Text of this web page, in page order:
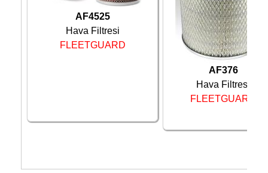
AF4525
Hava Filtresi
FLEETGUARD
AF376
Hava Filtresi
FLEETGUARD